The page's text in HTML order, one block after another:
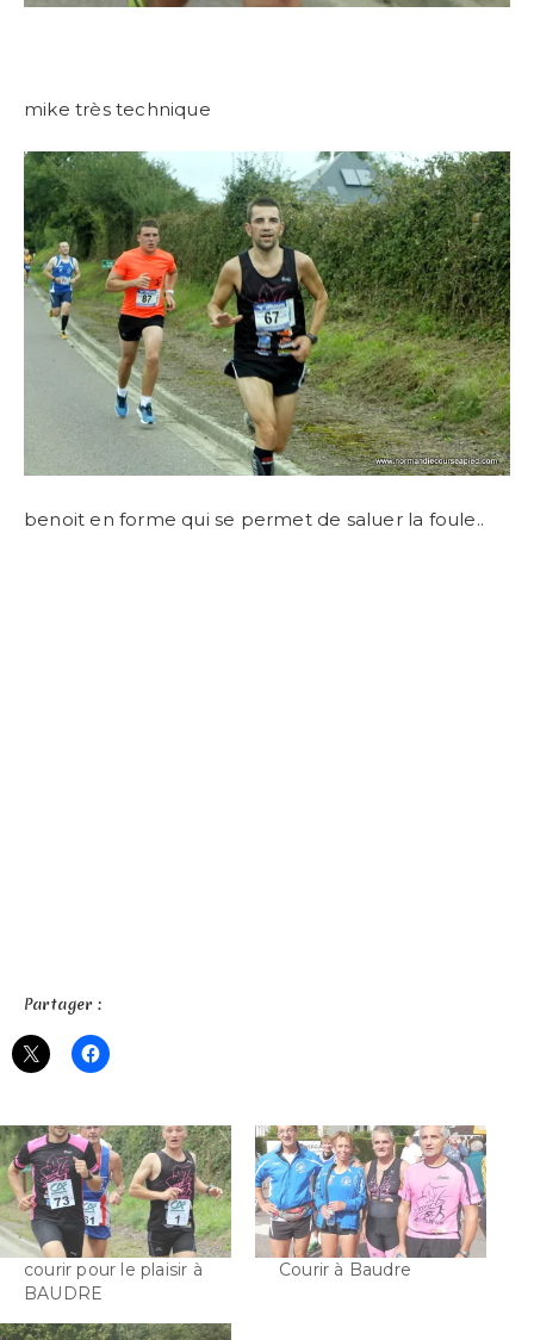
mike très technique
benoit en forme qui se permet de saluer la foule..
Partager :
courir pour le plaisir à
BAUDRE
Courir à Baudre